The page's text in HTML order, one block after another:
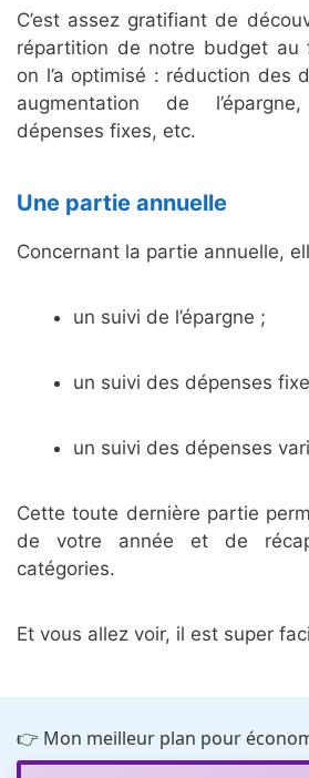
C’est assez gratifiant de
répartition de notre budget au
on l’a optimisé : réduction des
augmentation de
dépenses fixes, etc.
Une partie annuelle
Concernant la partie annuelle,
un suivi de l’épargne ;
un suivi des dépenses
un suivi des dépenses
Cette toute dernière partie
de votre année et de
catégories.
Et vous allez voir, il est super
👉 Mon meilleur plan pour